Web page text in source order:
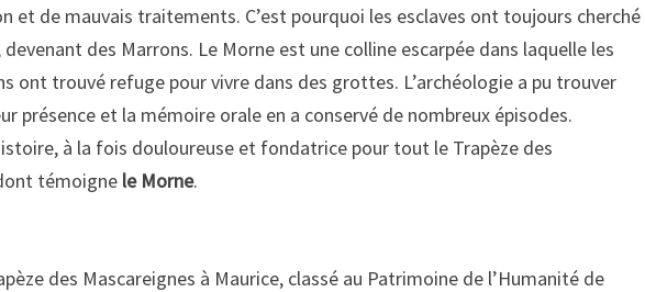
et de mauvais traitements. C’est pourquoi les esclaves ont toujours cherché
devenant des Marrons. Le Morne est une colline escarpée dans laquelle les
ont trouvé refuge pour vivre dans des grottes. L’archéologie a pu trouver
présence et la mémoire orale en a conservé de nombreux épisodes.
à la fois douloureuse et fondatrice pour tout le Trapèze des
témoigne le Morne.
des Mascareignes à Maurice, classé au Patrimoine de l’Humanité de